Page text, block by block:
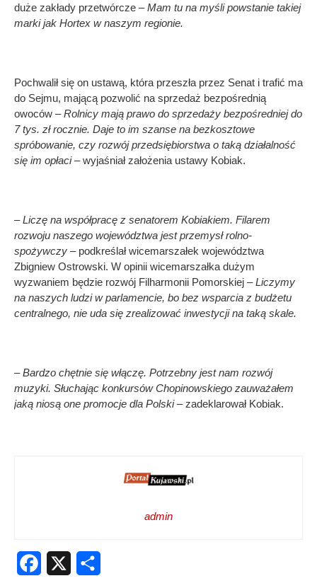
duże zakłady przetwórcze –Mam tu na myśli powstanie takiej
marki jak Hortex w naszym regionie.
Pochwalił się on ustawą, która przeszła przez Senat i trafić ma
do Sejmu, mającą pozwolić na sprzedaż bezpośrednią
owoców –Rolnicy mają prawo do sprzedaży bezpośredniej do
7 tys. zł rocznie. Daje to im szanse na bezkosztowe
spróbowanie, czy rozwój przedsiębiorstwa o taką działalność
się im opłaci– wyjaśniał założenia ustawy Kobiak.
– Liczę na współpracę z senatorem Kobiakiem. Filarem
rozwoju naszego województwa jest przemysł rolno-
spożywczy –podkreślał wicemarszałek województwa
Zbigniew Ostrowski. W opinii wicemarszałka dużym
wyzwaniem będzie rozwój Filharmonii Pomorskiej –Liczymy
na naszych ludzi w parlamencie, bo bez wsparcia z budżetu
centralnego, nie uda się zrealizować inwestycji na taką skale.
– Bardzo chętnie się włączę. Potrzebny jest nam rozwój
muzyki. Słuchając konkursów Chopinowskiego zauważałem
jaką niosą one promocje dla Polski –zadeklarował Kobiak.
admin
Facebook